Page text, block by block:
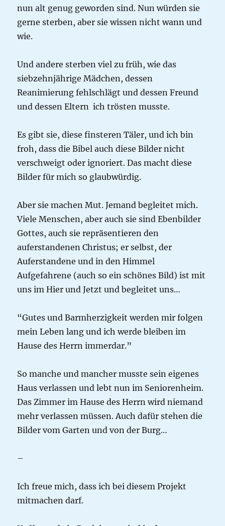
nun alt genug geworden sind. Nun würden sie
gerne sterben, aber sie wissen nicht wann und
wie.
Und andere sterben viel zu früh, wie das
siebzehnjährige Mädchen, dessen
Reanimierung fehlschlägt und dessen Freund
und dessen Eltern ich trösten musste.
Es gibt sie, diese finsteren Täler, und ich bin
froh, dass die Bibel auch diese Bilder nicht
verschweigt oder ignoriert. Das macht diese
Bilder für mich so glaubwürdig.
Aber sie machen Mut. Jemand begleitet mich.
Viele Menschen, aber auch sie sind Ebenbilder
Gottes, auch sie repräsentieren den
auferstandenen Christus; er selbst, der
Auferstandene und in den Himmel
Aufgefahrene (auch so ein schönes Bild) ist mit
uns im Hier und Jetzt und begleitet uns…
“Gutes und Barmherzigkeit werden mir folgen
mein Leben lang und ich werde bleiben im
Hause des Herrn immerdar.”
So manche und mancher musste sein eigenes
Haus verlassen und lebt nun im Seniorenheim.
Das Zimmer im Hause des Herrn wird niemand
mehr verlassen müssen. Auch dafür stehen die
Bilder vom Garten und von der Burg…
–
Ich freue mich, dass ich bei diesem Projekt
mitmachen darf.